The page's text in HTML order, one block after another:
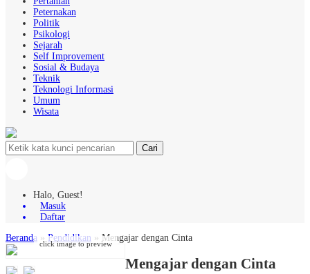
Peternakan
Politik
Psikologi
Sejarah
Self Improvement
Sosial & Budaya
Teknik
Teknologi Informasi
Umum
Wisata
Cari
Halo, Guest!
Masuk
Daftar
Beranda » Pendidikan » Mengajar dengan Cinta
click image to preview
Mengajar dengan Cinta